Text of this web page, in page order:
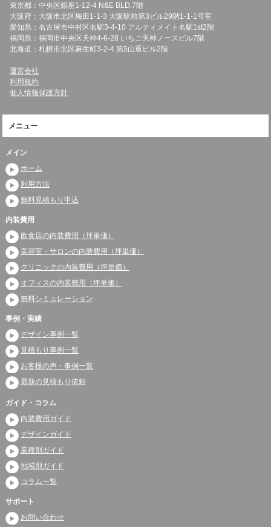
東京都：中央区銀座1-12-4 N&E BLD.7階
大阪府：大阪市北区梅田1-1-3 大阪駅前第3ビル29階1-1-1号室
愛知県：名古屋市中村区名駅3-4-10 アルティメイト名駅1st2階
福岡県：福岡市中央区天神4-6-28 いちご天神ノースビル7階
北海道：札幌市北区麻生町3-2-4 第5山重ビル2階
運営会社
利用規約
個人情報保護方針
メニュー
メイン
ホーム
利用方法
無料見積もり申込
内装費用
飲食店の内装費用（坪単価）
美容室・サロンの内装費用（坪単価）
クリニックの内装費用（坪単価）
オフィスの内装費用（坪単価）
無料シミュレーション
事例・実績
デザイン事例一覧
見積もり事例一覧
お客様の声・事例一覧
最新の見積もり依頼
ガイド・コラム
内装費用ガイド
デザインガイド
業種別ガイド
地域別ガイド
コラム一覧
サポート
お問い合わせ